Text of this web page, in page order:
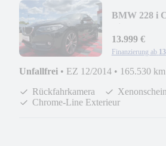
BMW 228 i
13.999 €
Finanzierung ab
Unfallfrei • EZ 12/2014 • 165.530 km
Rückfahrkamera
Chrome-Line Exterieur